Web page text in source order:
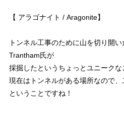
【 アラゴナイト / Aragonite】
トンネル工事のために山を切り開
Trantham氏が
採掘したというちょっとユニークな
現在はトンネルがある場所なので、
ということですね！